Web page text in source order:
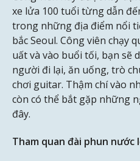
xe lửa 100 tuổi từng dẫn
trong những địa điểm nổi
bắc Seoul. Công viên chạy
uất và vào buổi tối, bạn sẽ
người đi lại, ăn uống, trò
chơi guitar. Thậm chí vào
còn có thể bắt gặp những
đây.
Tham quan đài phun